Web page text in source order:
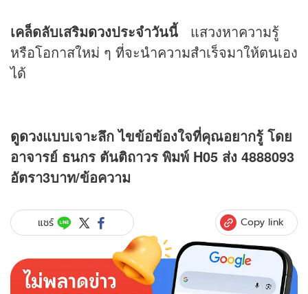
เคล็ดลับเสริมดวงประจำวันนี้ แสวงหาความรู้
หรือโอกาสใหม่ ๆ ที่จะนำความสำเร็จมาให้ตนเอง
ได้
ดูดวงแบบเจาะลึก ไขข้อข้องใจที่คุณอยากรู้ โดย
อาจารย์ ธนกร ตันติถาวร พิมพ์ H05 ส่ง 4888093
อัตรา3บาท/ข้อความ
แชร์ Copy link